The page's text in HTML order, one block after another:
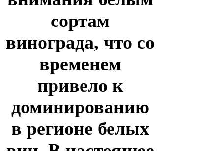
сортам
винограда, что со
временем
привело к
доминированию
в регионе белых